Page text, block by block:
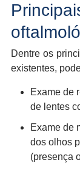
Dentre os
existentes,
Exame de
de lentes
Exame de
dos olhos
(presença